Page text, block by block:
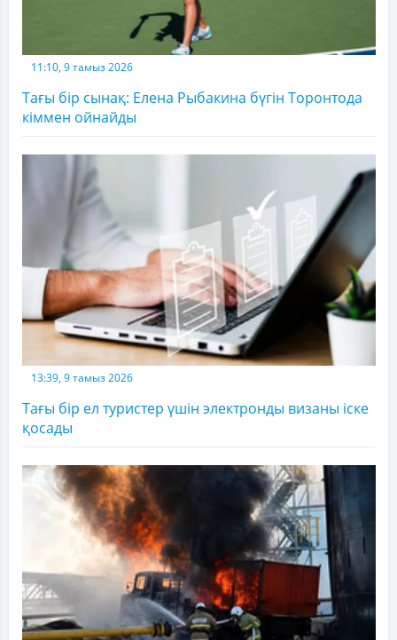
11:10, 9 тамыз 2026
Тағы бір сынақ: Елена Рыбакина бүгін Торонтода
кіммен ойнайды
13:39, 9 тамыз 2026
Тағы бір ел туристер үшін электронды визаны іске
қосады